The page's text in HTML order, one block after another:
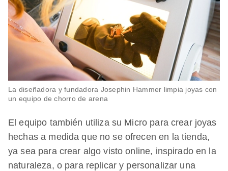
La diseñadora y fundadora Josephin Hammer limpia joyas con
un equipo de chorro de arena
El equipo también utiliza su Micro para crear joyas
hechas a medida que no se ofrecen en la tienda,
ya sea para crear algo visto online, inspirado en la
naturaleza, o para replicar y personalizar una